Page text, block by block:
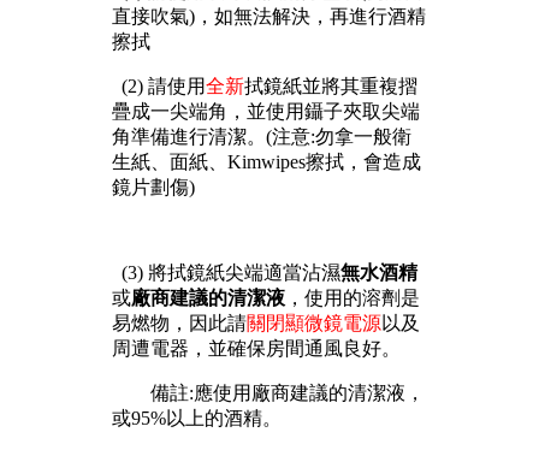
直接吹氣)，如無法解決，再進行酒精
擦拭
(2) 請使用全新拭鏡紙並將其重複摺
疊成一尖端角，並使用鑷子夾取尖端
角準備進行清潔。(注意:勿拿一般衛
生紙、面紙、Kimwipes擦拭，會造成
鏡片劃傷)
(3) 將拭鏡紙尖端適當沾濕無水酒精
或廠商建議的清潔液 ，使用的溶劑是
易燃物，因此請關閉顯微鏡電源以及
周遭電器，並確保房間通風良好。
備註:應使用廠商建議的清潔液，
或95%以上的酒精。